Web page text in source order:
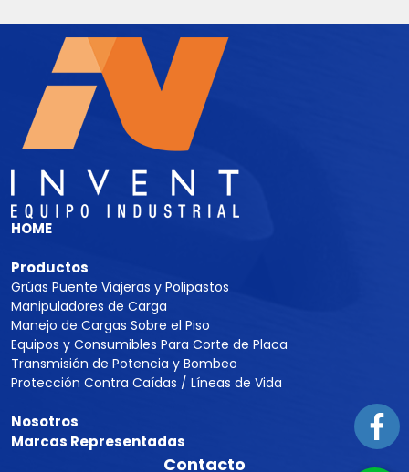
HOME
Productos
Grúas Puente Viajeras y Polipastos
Manipuladores de Carga
Manejo de Cargas Sobre el Piso
Equipos y Consumibles Para Corte de Placa
Transmisión de Potencia y Bombeo
Protección Contra Caídas / Líneas de Vida
Nosotros
Marcas Representadas
Contacto